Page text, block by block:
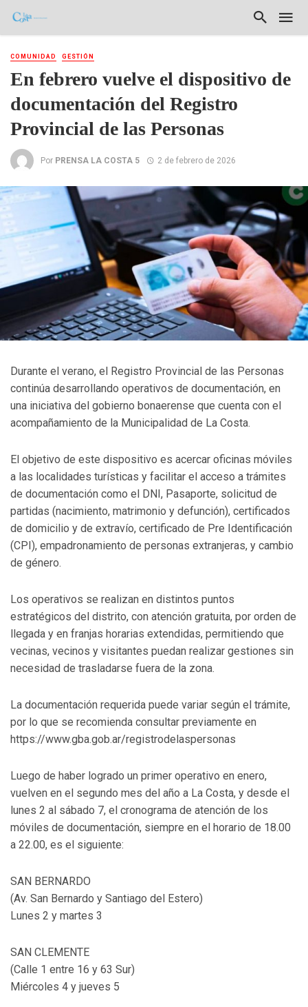
COMUNIDAD GESTIÓN
En febrero vuelve el dispositivo de
documentación del Registro
Provincial de las Personas
Por PRENSA LA COSTA 5 2 de febrero de 2026
Durante el verano, el Registro Provincial de las Personas
continúa desarrollando operativos de documentación, en
una iniciativa del gobierno bonaerense que cuenta con el
acompañamiento de la Municipalidad de La Costa.
El objetivo de este dispositivo es acercar oficinas móviles
a las localidades turísticas y facilitar el acceso a trámites
de documentación como el DNI, Pasaporte, solicitud de
partidas (nacimiento, matrimonio y defunción), certificados
de domicilio y de extravío, certificado de Pre Identificación
(CPI), empadronamiento de personas extranjeras, y cambio
de género.
Los operativos se realizan en distintos puntos
estratégicos del distrito, con atención gratuita, por orden de
llegada y en franjas horarias extendidas, permitiendo que
vecinas, vecinos y visitantes puedan realizar gestiones sin
necesidad de trasladarse fuera de la zona.
La documentación requerida puede variar según el trámite,
por lo que se recomienda consultar previamente en
https://www.gba.gob.ar/registrodelaspersonas
Luego de haber logrado un primer operativo en enero,
vuelven en el segundo mes del año a La Costa, y desde el
lunes 2 al sábado 7, el cronograma de atención de los
móviles de documentación, siempre en el horario de 18.00
a 22.00, es el siguiente:
SAN BERNARDO
(Av. San Bernardo y Santiago del Estero)
Lunes 2 y martes 3
SAN CLEMENTE
(Calle 1 entre 16 y 63 Sur)
Miércoles 4 y jueves 5